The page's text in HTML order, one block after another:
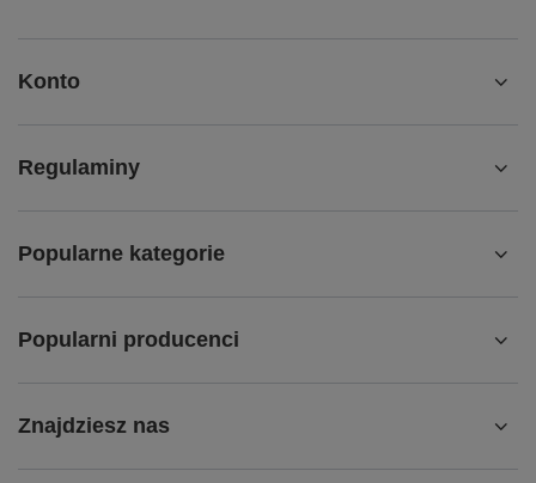
Konto
Regulaminy
Popularne kategorie
Popularni producenci
Znajdziesz nas